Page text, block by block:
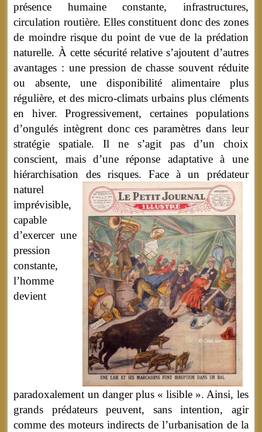
présence humaine constante, infrastructures,
circulation routière. Elles constituent donc des zones
de moindre risque du point de vue de la prédation
naturelle. À cette sécurité relative s’ajoutent d’autres
avantages : une pression de chasse souvent réduite
ou absente, une disponibilité alimentaire plus
régulière, et des micro-climats urbains plus cléments
en hiver. Progressivement, certaines populations
d’ongulés intègrent donc ces paramètres dans leur
stratégie spatiale. Il ne s’agit pas d’un choix
conscient, mais d’une réponse adaptative à une
hiérarchisation des risques. Face à un prédateur
naturel
imprévisible,
capable
d’exercer une
pression
constante,
l’homme
devient
paradoxalement un danger plus « lisible ». Ainsi, les
grands prédateurs peuvent, sans intention, agir
comme des moteurs indirects de l’urbanisation de la